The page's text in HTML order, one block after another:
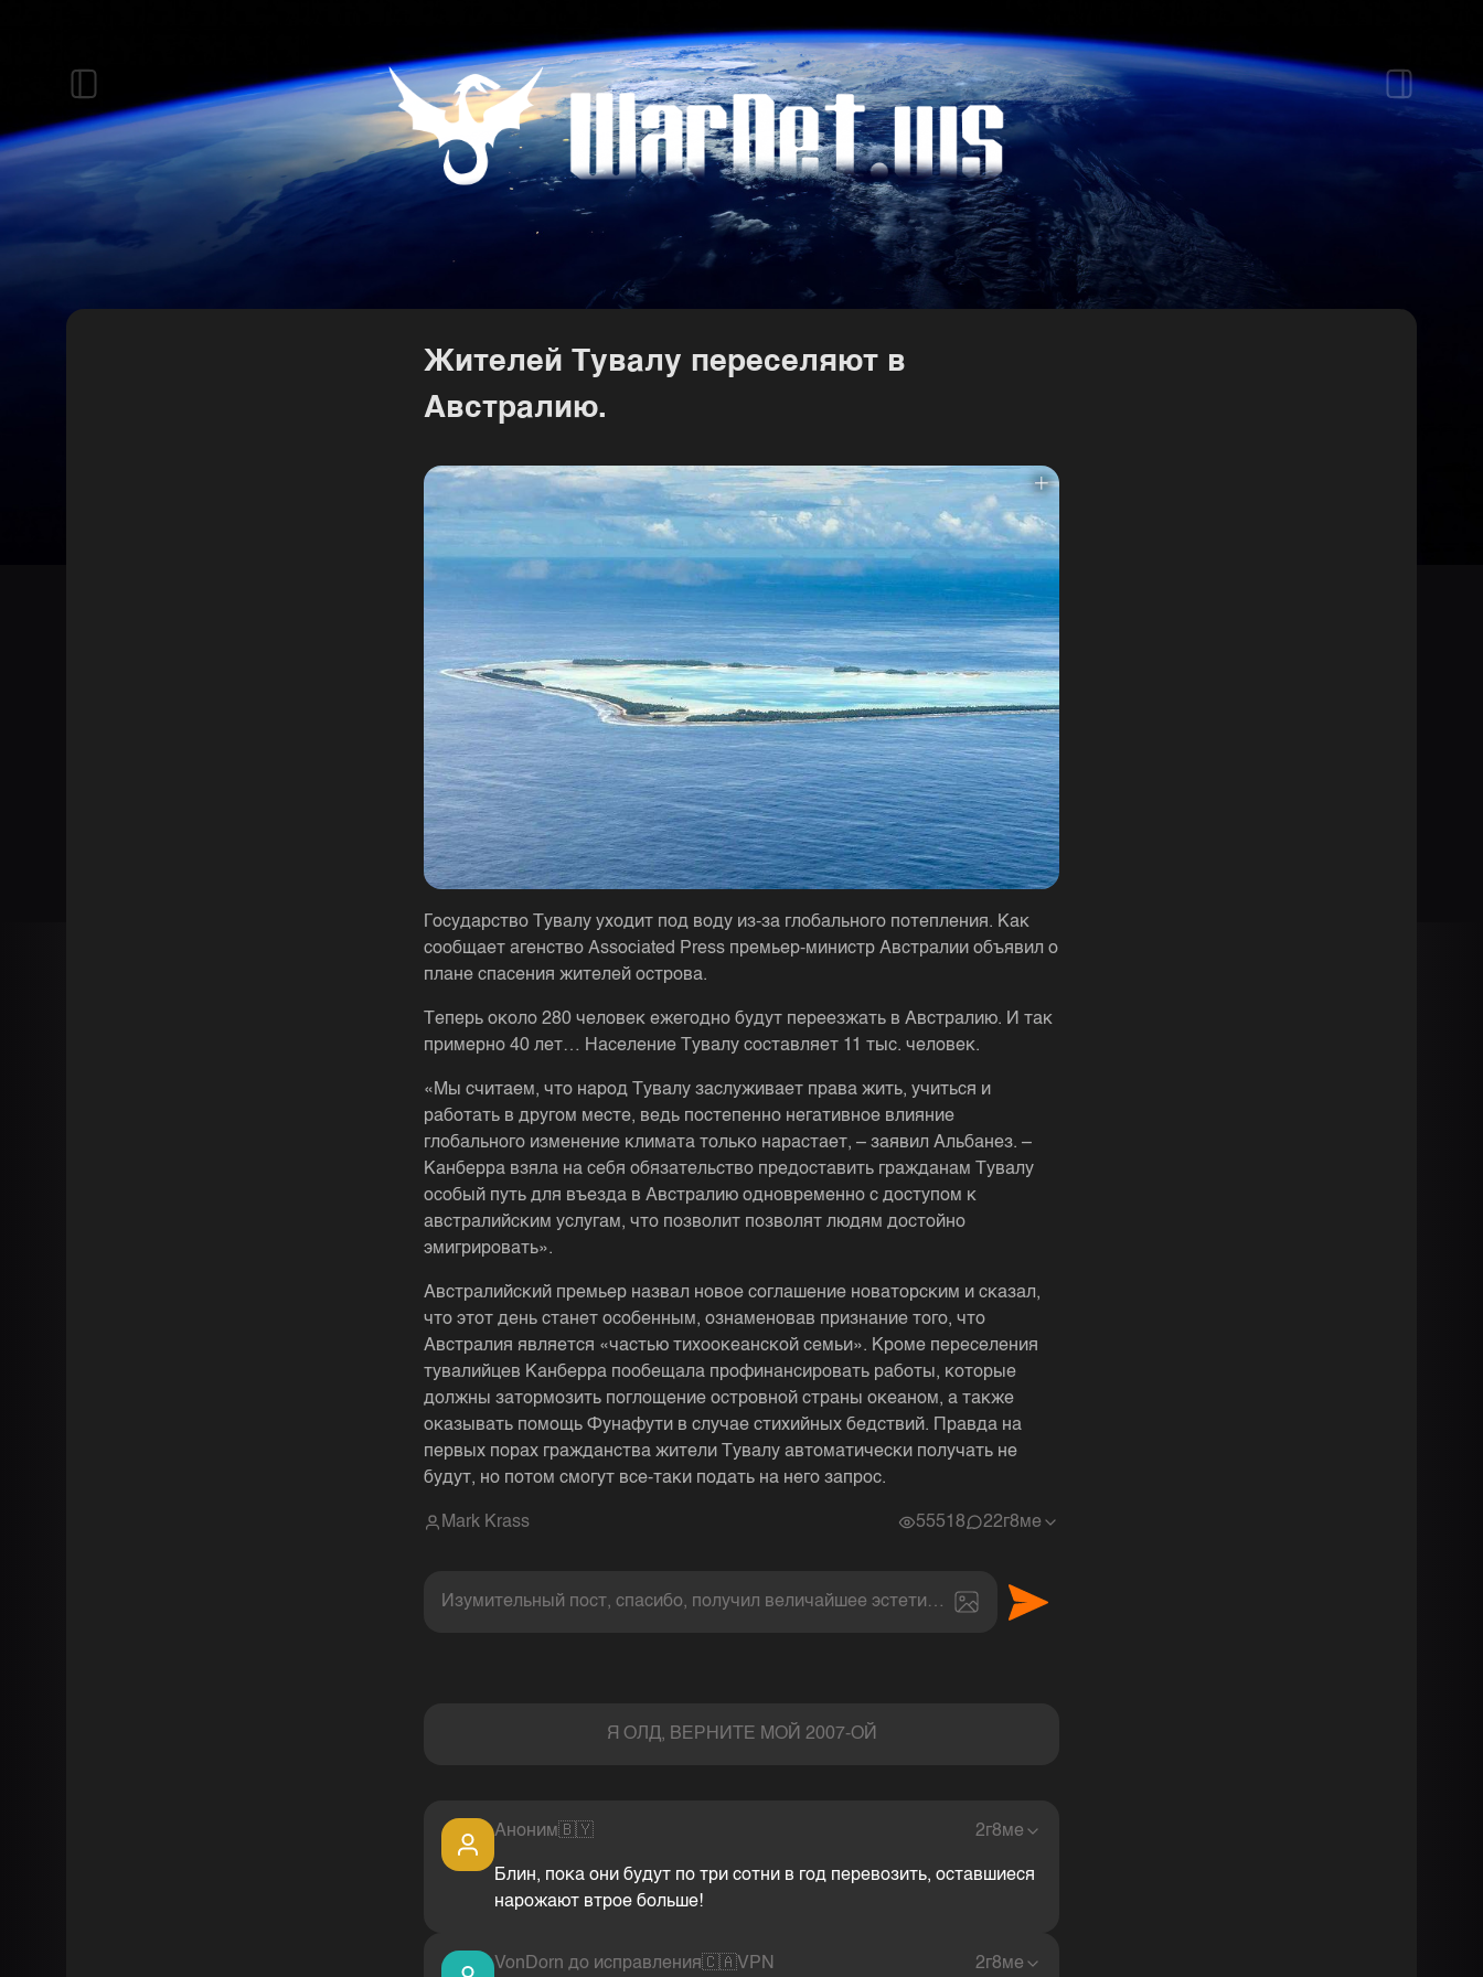
Жителей Тувалу переселяют в
Австралию.
Государство Тувалу уходит под воду из-за глобального потепления. Как
сообщает агенство Associated Press премьер-министр Австралии объявил о
плане спасения жителей острова.
Теперь около 280 человек ежегодно будут переезжать в Австралию. И так
примерно 40 лет… Население Тувалу составляет 11 тыс. человек.
«Мы считаем, что народ Тувалу заслуживает права жить, учиться и
работать в другом месте, ведь постепенно негативное влияние
глобального изменение климата только нарастает, – заявил Альбанез. –
Канберра взяла на себя обязательство предоставить гражданам Тувалу
особый путь для въезда в Австралию одновременно с доступом к
австралийским услугам, что позволит позволят людям достойно
эмигрировать».
Австралийский премьер назвал новое соглашение новаторским и сказал,
что этот день станет особенным, ознаменовав признание того, что
Австралия является «частью тихоокеанской семьи». Кроме переселения
тувалийцев Канберра пообещала профинансировать работы, которые
должны затормозить поглощение островной страны океаном, а также
оказывать помощь Фунафути в случае стихийных бедствий. Правда на
первых порах гражданства жители Тувалу автоматически получать не
будут, но потом смогут все-таки подать на него запрос.
Mark Krass 55518 22г8ме
Изумительный пост, спасибо, получил величайшее эстетическое наслаждение <3
Я ОЛД, ВЕРНИТЕ МОЙ 2007-ОЙ
Аноним🇧🇾 2г8ме
Блин, пока они будут по три сотни в год перевозить, оставшиеся
нарожают втрое больше!
VonDorn до исправления🇨🇦VPN 2г8ме